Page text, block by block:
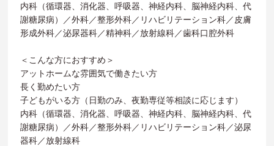
内科（循環器、消化器、呼吸器、神経内科、脳神経内科、代
謝糖尿病）／外科／整形外科／リハビリテーション科／皮膚
形成外科／泌尿器科／精神科／放射線科／歯科口腔外科
＜こんな方におすすめ＞
アットホームな雰囲気で働きたい方
長く勤めたい方
子どもがいる方（日勤のみ、夜勤専従等相談に応じます）
内科（循環器、消化器、呼吸器、神経内科、脳神経内科、代
謝糖尿病）／外科／整形外科／リハビリテーション科／泌尿
器科／放射線科